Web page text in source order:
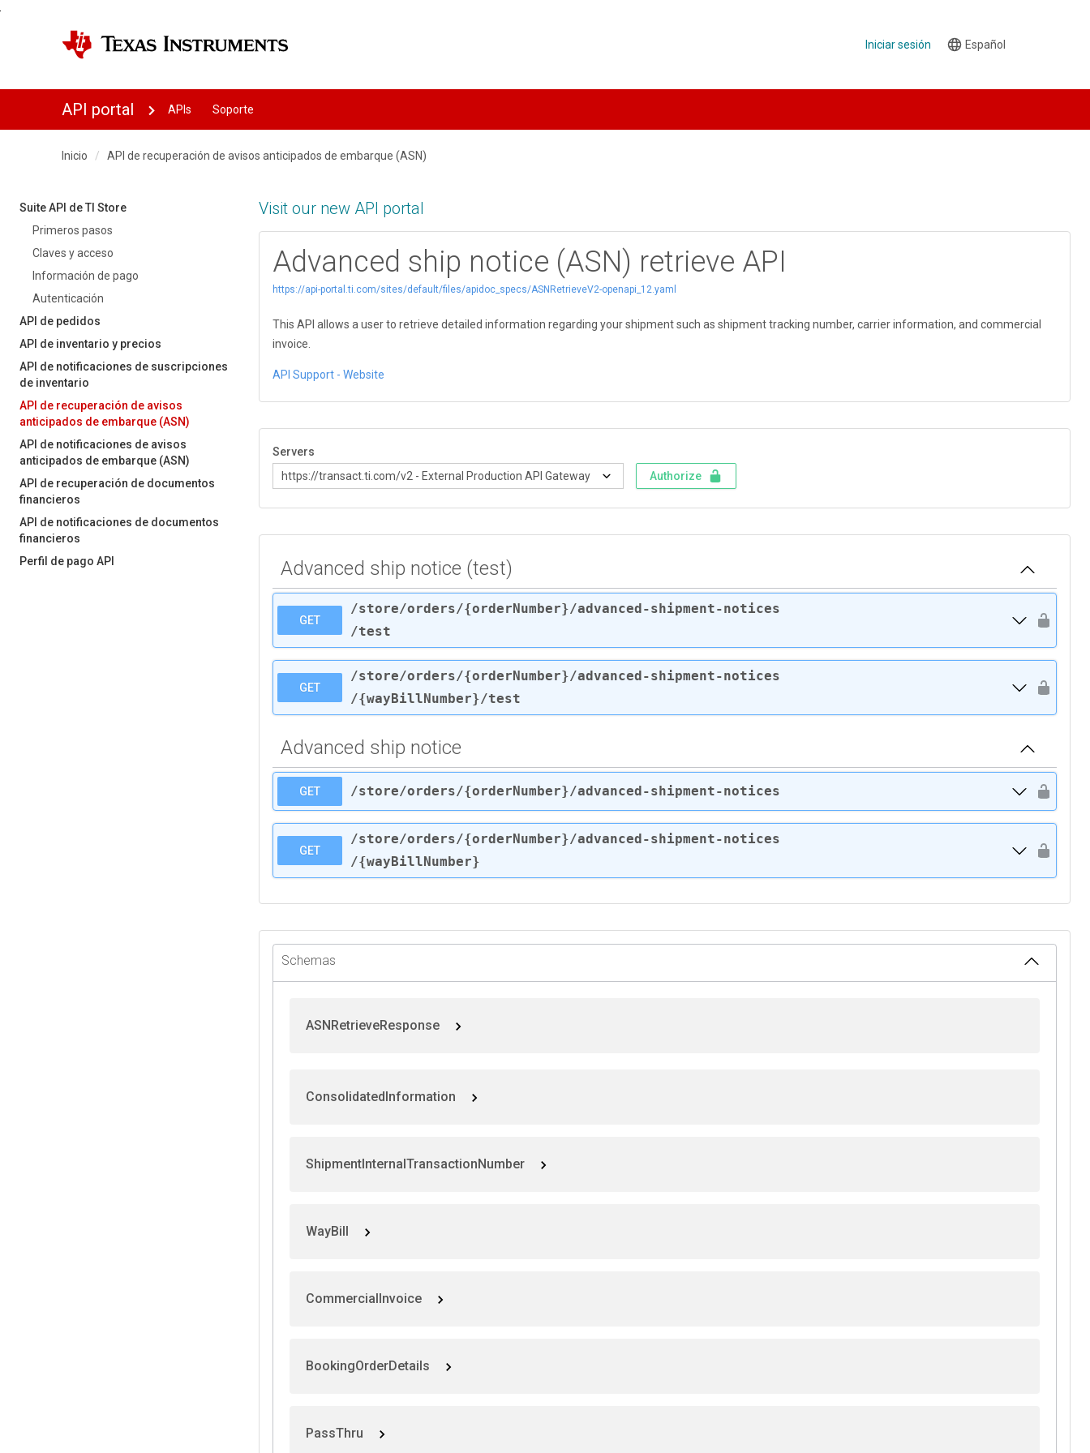
Menú de la cuenta de usuario
Iniciar sesión
Select
API portal Menú de navegación principal
APIs Soporte
Inicio API de recuperación de avisos anticipados de embarque (ASN)
Suite API de TI Store
Primeros pasos
Claves y acceso
Información de pago
Autenticación
API de pedidos
API de inventario y precios
API de notificaciones de suscripciones
de inventario
API de recuperación de avisos
anticipados de embarque (ASN)
API de notificaciones de avisos
anticipados de embarque (ASN)
API de recuperación de documentos
financieros
API de notificaciones de documentos
financieros
Perfil de pago API
Visit our new API portal
Advanced ship notice (ASN) retrieve API
https://api-portal.ti.com/sites/default/files/apidoc_specs/ASNRetrieveV2-openapi_12.yaml
This API allows a user to retrieve detailed information regarding your shipment such as shipment tracking number, carrier information, and commercial
invoice.
API Support - Website
Servers
Authorize
Advanced ship notice (test)
GET
/store/orders/{orderNumber}/advanced-shipment-notices
/test
GET
/store/orders/{orderNumber}/advanced-shipment-notices
/{wayBillNumber}/test
Advanced ship notice
GET /store/orders/{orderNumber}/advanced-shipment-notices
GET
/store/orders/{orderNumber}/advanced-shipment-notices
/{wayBillNumber}
Schemas
ASNRetrieveResponse
ConsolidatedInformation
ShipmentInternalTransactionNumber
WayBill
CommercialInvoice
BookingOrderDetails
PassThru